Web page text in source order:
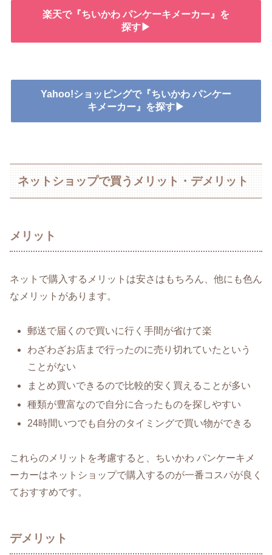
楽天で『ちいかわ パンケーキメーカー』を
探す▶
Yahoo!ショッピングで『ちいかわ パンケー
キメーカー』を探す▶
ネットショップで買うメリット・デメリット
メリット
ネットで購入するメリットは安さはもちろん、他にも色ん
なメリットがあります。
郵送で届くので買いに行く手間が省けて楽
わざわざお店まで行ったのに売り切れていたという
ことがない
まとめ買いできるので比較的安く買えることが多い
種類が豊富なので自分に合ったものを探しやすい
24時間いつでも自分のタイミングで買い物ができる
これらのメリットを考慮すると、ちいかわ パンケーキメ
ーカーはネットショップで購入するのが一番コスパが良く
ておすすめです。
デメリット